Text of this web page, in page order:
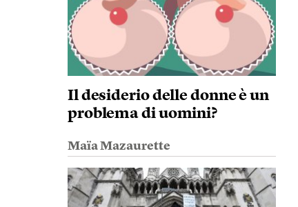
Il desiderio delle donne è un
problema di uomini?
Maïa Mazaurette